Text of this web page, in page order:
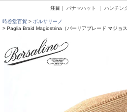
注目 パナマハット ハンチン
時谷堂百貨
ボルサリーノ
Paglia Braid Magiostrina（パーリアブレード マジョ